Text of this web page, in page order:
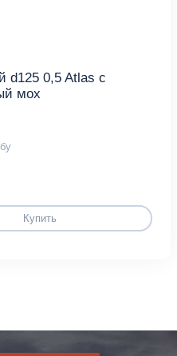
d125 0,5 Atlas с
мох
Купить